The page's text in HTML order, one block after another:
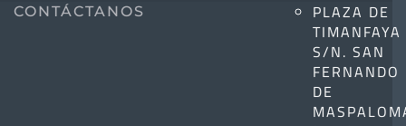
CONTÁCTANOS
PLAZA DE
TIMANFAYA
S/N. SAN
FERNANDO
DE